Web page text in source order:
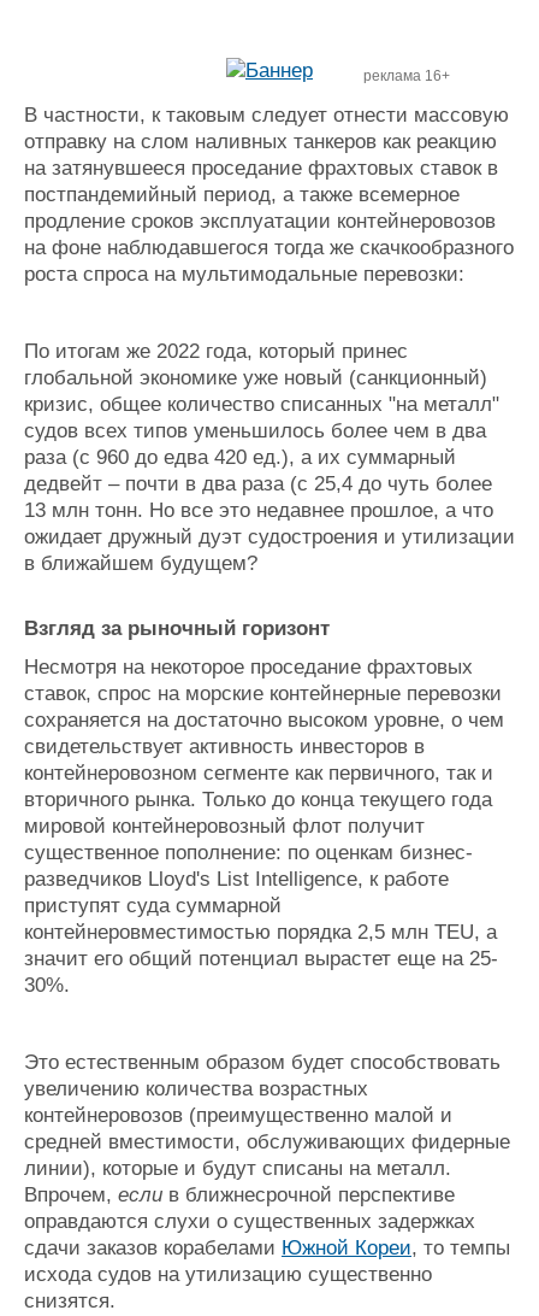
реклама 16+
В частности, к таковым следует отнести массовую
отправку на слом наливных танкеров как реакцию
на затянувшееся проседание фрахтовых ставок в
постпандемийный период, а также всемерное
продление сроков эксплуатации контейнеровозов
на фоне наблюдавшегося тогда же скачкообразного
роста спроса на мультимодальные перевозки:
По итогам же 2022 года, который принес
глобальной экономике уже новый (санкционный)
кризис, общее количество списанных "на металл"
судов всех типов уменьшилось более чем в два
раза (с 960 до едва 420 ед.), а их суммарный
дедвейт – почти в два раза (с 25,4 до чуть более
13 млн тонн. Но все это недавнее прошлое, а что
ожидает дружный дуэт судостроения и утилизации
в ближайшем будущем?
Взгляд за рыночный горизонт
Несмотря на некоторое проседание фрахтовых
ставок, спрос на морские контейнерные перевозки
сохраняется на достаточно высоком уровне, о чем
свидетельствует активность инвесторов в
контейнеровозном сегменте как первичного, так и
вторичного рынка. Только до конца текущего года
мировой контейнеровозный флот получит
существенное пополнение: по оценкам бизнес-
разведчиков Lloyd's List Intelligence, к работе
приступят суда суммарной
контейнеровместимостью порядка 2,5 млн TEU, а
значит его общий потенциал вырастет еще на 25-
30%.
Это естественным образом будет способствовать
увеличению количества возрастных
контейнеровозов (преимущественно малой и
средней вместимости, обслуживающих фидерные
линии), которые и будут списаны на металл.
Впрочем, если в ближнесрочной перспективе
оправдаются слухи о существенных задержках
сдачи заказов корабелами Южной Кореи, то темпы
исхода судов на утилизацию существенно
cнизятся.